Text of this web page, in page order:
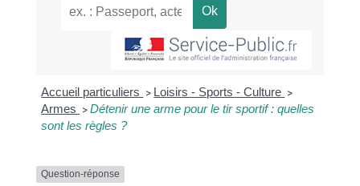
Accueil particuliers > Loisirs - Sports - Culture >
Armes > Détenir une arme pour le tir sportif : quelles
sont les règles ?
Question-réponse